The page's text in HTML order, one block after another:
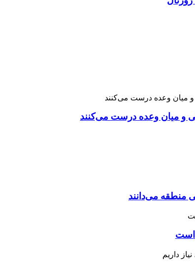
و میان وعده درست می‌کنند
منطقه می‌دانند
است